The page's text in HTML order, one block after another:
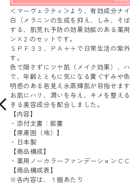
＜マーヴェラティ＞より、有効成分ナ
白（メラニンの生成を抑え、しみ、そ
する、肌荒れ予防の効果効能のある薬
ン×２のセットです。
ＳＰＦ３３、ＰＡ＋＋で日常生活の紫
す。
色で隠さずにツヤ肌（メイク効果）、
で、年齢とともに気になる黄ぐすみや
明感のある若見え水蒸輝肌が目指せます
お肌にハリ、潤いを与え、キメを整え
きる美容成分を配合しました。
【内容】
・添付文書：能書
【原産国（地）】
・日本製
【商品構成】
・薬用ノーカラーファンデーション
【商品構成表】
※各内容は、１個あたり